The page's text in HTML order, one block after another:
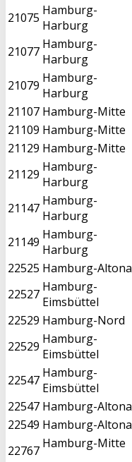
21075 Hamburg-
Harburg
21077 Hamburg-
Harburg
21079 Hamburg-
Harburg
21107 Hamburg-Mitte
21109 Hamburg-Mitte
21129 Hamburg-Mitte
21129 Hamburg-
Harburg
21147 Hamburg-
Harburg
21149 Hamburg-
Harburg
22525 Hamburg-Altona
22527 Hamburg-
Eimsbüttel
22529 Hamburg-Nord
22529 Hamburg-
Eimsbüttel
22547 Hamburg-
Eimsbüttel
22547 Hamburg-Altona
22549 Hamburg-Altona
22767 Hamburg-Mitte